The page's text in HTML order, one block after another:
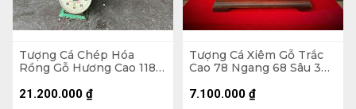
Tượng Cá Chép Hóa
Rồng Gỗ Hương Cao 118
21.200.000 ₫
Tượng Cá Xiêm Gỗ Trắc
Cao 78 Ngang 68 Sâu 30
7.100.000 ₫